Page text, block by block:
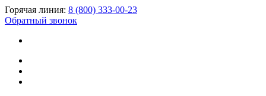
Горячая линия: 8 (800) 333-00-23
Обратный звонок